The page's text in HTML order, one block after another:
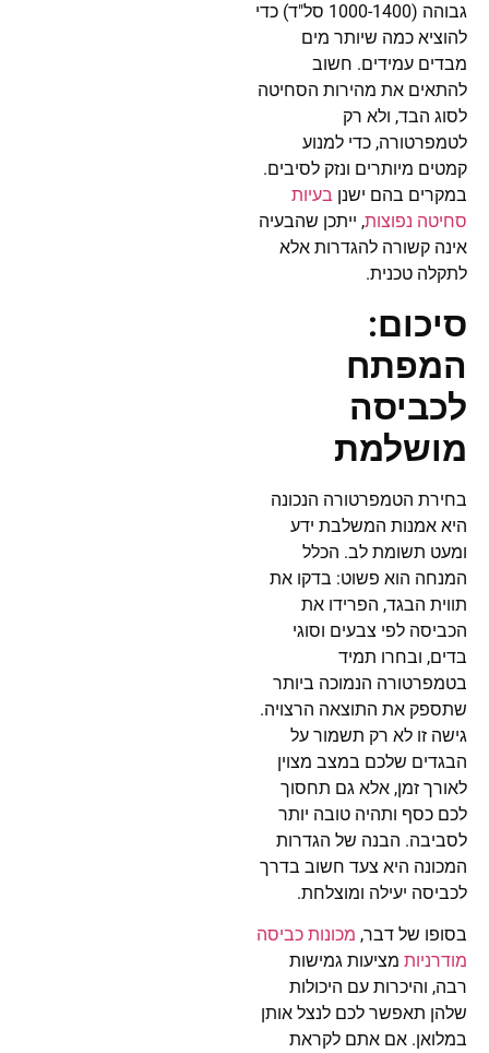
גבוהה (1000-1400 סל"ד) כדי
להוציא כמה שיותר מים
מבדים עמידים. חשוב
להתאים את מהירות הסחיטה
לסוג הבד, ולא רק
לטמפרטורה, כדי למנוע
קמטים מיותרים ונזק לסיבים.
במקרים בהם ישנן בעיות
סחיטה נפוצות, ייתכן שהבעיה
אינה קשורה להגדרות אלא
לתקלה טכנית.
סיכום:
המפתח
לכביסה
מושלמת
בחירת הטמפרטורה הנכונה
היא אמנות המשלבת ידע
ומעט תשומת לב. הכלל
המנחה הוא פשוט: בדקו את
תווית הבגד, הפרידו את
הכביסה לפי צבעים וסוגי
בדים, ובחרו תמיד
בטמפרטורה הנמוכה ביותר
שתספק את התוצאה הרצויה.
גישה זו לא רק תשמור על
הבגדים שלכם במצב מצוין
לאורך זמן, אלא גם תחסוך
לכם כסף ותהיה טובה יותר
לסביבה. הבנה של הגדרות
המכונה היא צעד חשוב בדרך
לכביסה יעילה ומוצלחת.
בסופו של דבר, מכונות כביסה
מודרניות מציעות גמישות
רבה, והיכרות עם היכולות
שלהן תאפשר לכם לנצל אותן
במלואן. אם אתם לקראת